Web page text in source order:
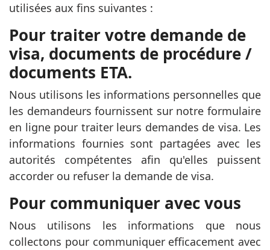
utilisées aux fins suivantes :
Pour traiter votre demande de
visa, documents de procédure /
documents ETA.
Nous utilisons les informations personnelles que
les demandeurs fournissent sur notre formulaire
en ligne pour traiter leurs demandes de visa. Les
informations fournies sont partagées avec les
autorités compétentes afin qu'elles puissent
accorder ou refuser la demande de visa.
Pour communiquer avec vous
Nous utilisons les informations que nous
collectons pour communiquer efficacement avec